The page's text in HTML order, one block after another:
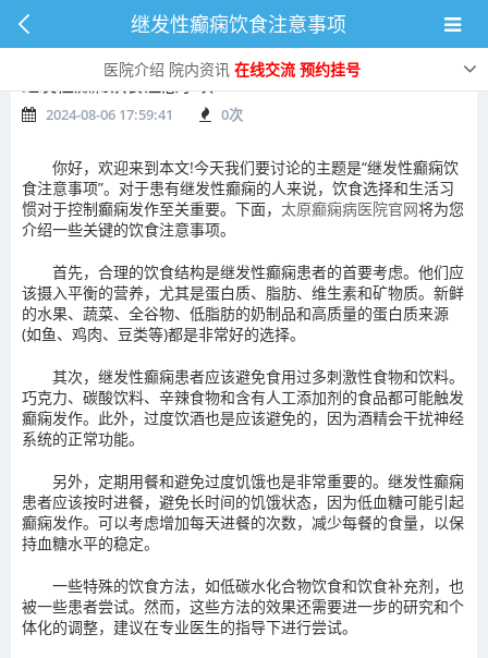
医院介绍 院内资讯 在线交流 预约挂号
继发性癫痫饮食注意事项
继发性癫痫饮食注意事项
2024-08-06 17:59:41 0次
你好，欢迎来到本文!今天我们要讨论的主题是“继发性癫痫饮
食注意事项”。对于患有继发性癫痫的人来说，饮食选择和生活习
惯对于控制癫痫发作至关重要。下面， 太原癫痫病医院官网将为您
介绍一些关键的饮食注意事项。
首先，合理的饮食结构是继发性癫痫患者的首要考虑。他们应
该摄入平衡的营养，尤其是蛋白质、脂肪、维生素和矿物质。新鲜
的水果、蔬菜、全谷物、低脂肪的奶制品和高质量的蛋白质来源
(如鱼、鸡肉、豆类等)都是非常好的选择。
其次，继发性癫痫患者应该避免食用过多刺激性食物和饮料。
巧克力、碳酸饮料、辛辣食物和含有人工添加剂的食品都可能触发
癫痫发作。此外，过度饮酒也是应该避免的，因为酒精会干扰神经
系统的正常功能。
另外，定期用餐和避免过度饥饿也是非常重要的。继发性癫痫
患者应该按时进餐，避免长时间的饥饿状态，因为低血糖可能引起
癫痫发作。可以考虑增加每天进餐的次数，减少每餐的食量，以保
持血糖水平的稳定。
一些特殊的饮食方法，如低碳水化合物饮食和饮食补充剂，也
被一些患者尝试。然而，这些方法的效果还需要进一步的研究和个
体化的调整，建议在专业医生的指导下进行尝试。